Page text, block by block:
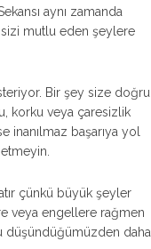
aynı zamanda
sizi mutlu eden şeylere
Bir şey size doğru
korku veya çaresizlik
inanılmaz başarıya yol
çünkü büyük şeyler
veya engellere rağmen
düşündüğümüzden daha